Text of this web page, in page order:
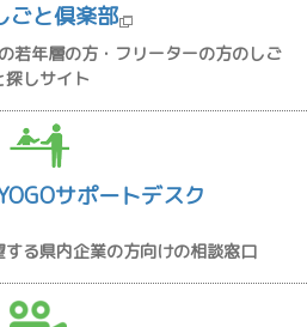
ごと倶楽部
若年層の方・フリーターの方のしご
探しサイト
サポートデスク
る県内企業の方向けの相談窓口